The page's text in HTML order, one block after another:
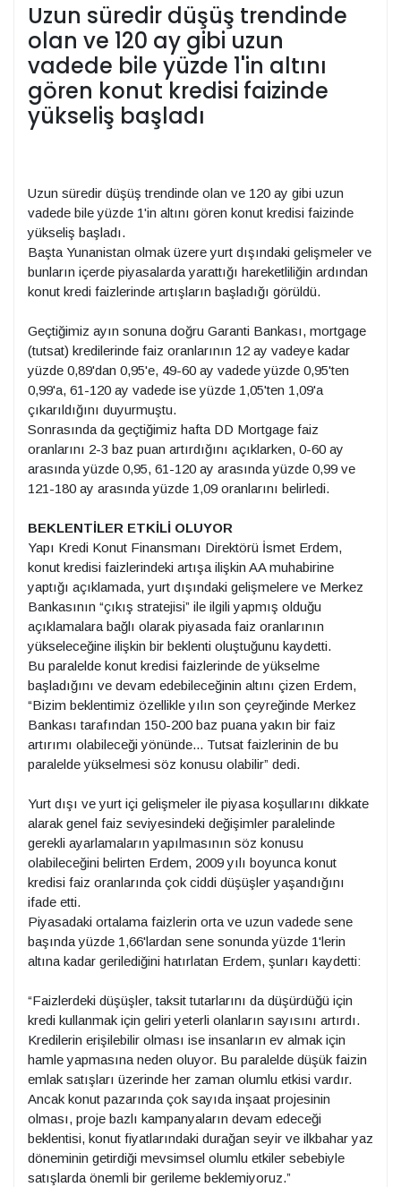
Uzun süredir düşüş trendinde
olan ve 120 ay gibi uzun
vadede bile yüzde 1'in altını
gören konut kredisi faizinde
yükseliş başladı
Uzun süredir düşüş trendinde olan ve 120 ay gibi uzun
vadede bile yüzde 1'in altını gören konut kredisi faizinde
yükseliş başladı.
Başta Yunanistan olmak üzere yurt dışındaki gelişmeler ve
bunların içerde piyasalarda yarattığı hareketliliğin ardından
konut kredi faizlerinde artışların başladığı görüldü.
Geçtiğimiz ayın sonuna doğru Garanti Bankası, mortgage
(tutsat) kredilerinde faiz oranlarının 12 ay vadeye kadar
yüzde 0,89'dan 0,95'e, 49-60 ay vadede yüzde 0,95'ten
0,99'a, 61-120 ay vadede ise yüzde 1,05'ten 1,09'a
çıkarıldığını duyurmuştu.
Sonrasında da geçtiğimiz hafta DD Mortgage faiz
oranlarını 2-3 baz puan artırdığını açıklarken, 0-60 ay
arasında yüzde 0,95, 61-120 ay arasında yüzde 0,99 ve
121-180 ay arasında yüzde 1,09 oranlarını belirledi.
BEKLENTİLER ETKİLİ OLUYOR
Yapı Kredi Konut Finansmanı Direktörü İsmet Erdem,
konut kredisi faizlerindeki artışa ilişkin AA muhabirine
yaptığı açıklamada, yurt dışındaki gelişmelere ve Merkez
Bankasının “çıkış stratejisi” ile ilgili yapmış olduğu
açıklamalara bağlı olarak piyasada faiz oranlarının
yükseleceğine ilişkin bir beklenti oluştuğunu kaydetti.
Bu paralelde konut kredisi faizlerinde de yükselme
başladığını ve devam edebileceğinin altını çizen Erdem,
“Bizim beklentimiz özellikle yılın son çeyreğinde Merkez
Bankası tarafından 150-200 baz puana yakın bir faiz
artırımı olabileceği yönünde... Tutsat faizlerinin de bu
paralelde yükselmesi söz konusu olabilir” dedi.
Yurt dışı ve yurt içi gelişmeler ile piyasa koşullarını dikkate
alarak genel faiz seviyesindeki değişimler paralelinde
gerekli ayarlamaların yapılmasının söz konusu
olabileceğini belirten Erdem, 2009 yılı boyunca konut
kredisi faiz oranlarında çok ciddi düşüşler yaşandığını
ifade etti.
Piyasadaki ortalama faizlerin orta ve uzun vadede sene
başında yüzde 1,66'lardan sene sonunda yüzde 1'lerin
altına kadar gerilediğini hatırlatan Erdem, şunları kaydetti:
“Faizlerdeki düşüşler, taksit tutarlarını da düşürdüğü için
kredi kullanmak için geliri yeterli olanların sayısını artırdı.
Kredilerin erişilebilir olması ise insanların ev almak için
hamle yapmasına neden oluyor. Bu paralelde düşük faizin
emlak satışları üzerinde her zaman olumlu etkisi vardır.
Ancak konut pazarında çok sayıda inşaat projesinin
olması, proje bazlı kampanyaların devam edeceği
beklentisi, konut fiyatlarındaki durağan seyir ve ilkbahar yaz
döneminin getirdiği mevsimsel olumlu etkiler sebebiyle
satışlarda önemli bir gerileme beklemiyoruz.”